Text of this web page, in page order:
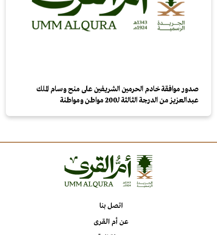
صدور موافقة خادم الحرمين الشريفين على منح وسام الملك
عبدالعزيز من الدرجة الثالثة لـ200 مواطن ومواطنة
اتصل بنا
عن أم القرى